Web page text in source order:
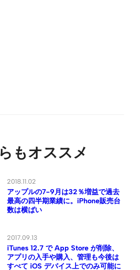
もオススメ
2018.11.02
アップルの7-9月は32％増益で過去
最高の四半期業績に。iPhone販売台
数は横ばい
2017.09.13
iTunes 12.7 で App Store が削除、
アプリの入手や購入、管理も今後は
すべて iOS デバイス上でのみ可能に